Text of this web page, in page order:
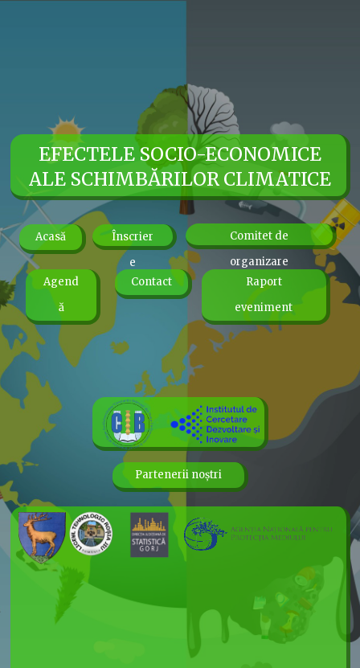
Partenerii noștri
Acasă
Comitet de
organizare
Înscrier
e
EFECTELE SOCIO-ECONOMICE
ALE SCHIMBĂRILOR CLIMATICE
Raport
eveniment
Contact
Agend
ă